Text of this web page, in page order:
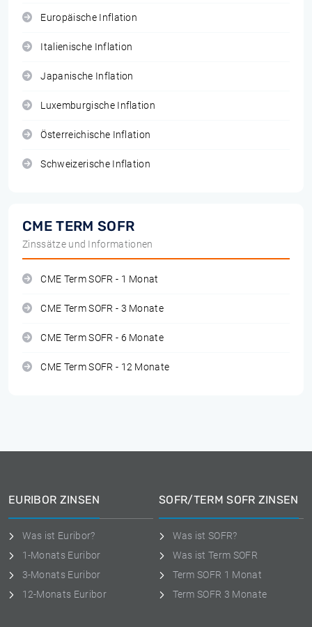
Europäische Inflation
Italienische Inflation
Japanische Inflation
Luxemburgische Inflation
Österreichische Inflation
Schweizerische Inflation
CME TERM SOFR
Zinssätze und Informationen
CME Term SOFR - 1 Monat
CME Term SOFR - 3 Monate
CME Term SOFR - 6 Monate
CME Term SOFR - 12 Monate
EURIBOR ZINSEN
Was ist Euribor?
1-Monats Euribor
3-Monats Euribor
12-Monats Euribor
SOFR/TERM SOFR ZINSEN
Was ist SOFR?
Was ist Term SOFR
Term SOFR 1 Monat
Term SOFR 3 Monate